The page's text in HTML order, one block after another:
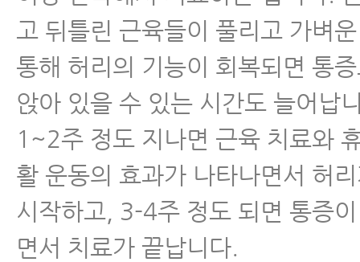
고 뒤틀린 근육들이 풀리고 가벼
통해 허리의 기능이 회복되면 통
앉아 있을 수 있는 시간도 늘어납
1~2주 정도 지나면 근육 치료와
활 운동의 효과가 나타나면서 허
시작하고, 3-4주 정도 되면 통증
면서 치료가 끝납니다.